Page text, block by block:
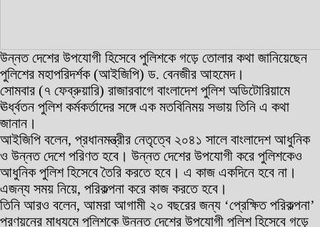
উন্নত দেশের উপযোগী হিসেবে পুলিশকে গড়ে তোলার কথা জানিয়েছেন
পুলিশের মহাপরিদর্শক (আইজিপি) ড. বেনজীর আহমেদ।
সোমবার (৭ ফেব্রুয়ারি) রাজারবাগে বাংলাদেশ পুলিশ অডিটোরিয়ামে
ঊর্ধ্বতন পুলিশ কর্মকর্তাদের সঙ্গে এক মতবিনিময় সভায় তিনি এ কথা
জানান।
আইজিপি বলেন, প্রধানমন্ত্রীর নেতৃত্বে ২০৪১ সালে বাংলাদেশ আধুনিক
ও উন্নত দেশে পরিণত হবে। উন্নত দেশের উপযোগী করে পুলিশকেও
আধুনিক পুলিশ হিসেবে তৈরি করতে হবে। এ কাজ একদিনে হবে না।
এজন্য সময় নিয়ে, পরিকল্পনা করে কাজ করতে হবে।
তিনি আরও বলেন, আমরা আগামী ২০ বছরের জন্য ‘প্রেক্ষিত পরিকল্পনা’
প্রণয়নের মাধ্যমে পুলিশকে উন্নত দেশের উপযোগী পুলিশ হিসেবে গড়ে